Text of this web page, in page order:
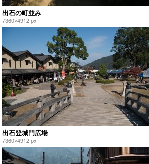
出石の町並み
7360×4912 px
出石登城門広場
7360×4912 px